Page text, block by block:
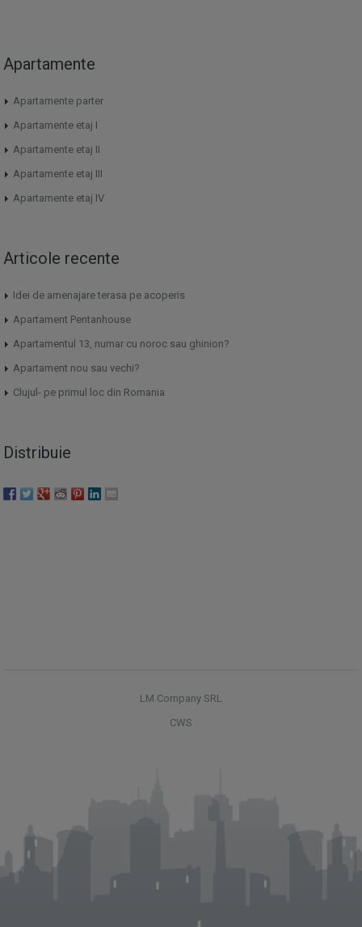
Apartamente
Apartamente parter
Apartamente etaj I
Apartamente etaj II
Apartamente etaj III
Apartamente etaj IV
Articole recente
Idei de amenajare terasa pe acoperis
Apartament Pentanhouse
Apartamentul 13, numar cu noroc sau ghinion?
Apartament nou sau vechi?
Clujul- pe primul loc din Romania
Distribuie
LM Company SRL
CWS